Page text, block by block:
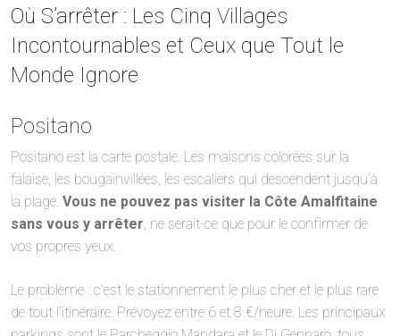
Où S’arrêter : Les Cinq Villages
Incontournables et Ceux que Tout le
Monde Ignore
Positano
Positano est la carte postale. Les maisons colorées sur la
falaise, les bougainvillées, les escaliers qui descendent jusqu’à
la plage. Vous ne pouvez pas visiter la Côte Amalfitaine
sans vous y arrêter , ne serait-ce que pour le confirmer de
vos propres yeux.
Le problème : c’est le stationnement le plus cher et le plus rare
de tout l’itinéraire. Prévoyez entre 6 et 8 €/heure. Les principaux